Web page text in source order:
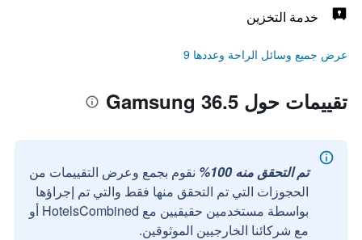
خدمة التخزين
عرض جميع وسائل الراحة وعددها 9
تقييمات حول Gamsung 36.5
تم التحقق منه 100%
نقوم بجمع وعرض التقييمات من
الحجوزات التي تم التحقق منها فقط والتي تم إجراؤها
بواسطة مستخدمين حقيقيين مع HotelsCombined أو
مع شركائنا الخارجيين الموثوقين.